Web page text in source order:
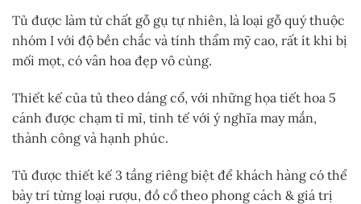
Tủ được làm từ chất gỗ gụ tự nhiên, là loại gỗ quý thuộc
nhóm I với độ bền chắc và tính thẩm mỹ cao, rất ít khi bị
mối mọt, có vân hoa đẹp vô cùng.
Thiết kế của tủ theo dáng cổ, với những họa tiết hoa 5
cánh được chạm tỉ mỉ, tinh tế với ý nghĩa may mắn,
thành công và hạnh phúc.
Tủ được thiết kế 3 tầng riêng biệt để khách hàng có thể
bày trí từng loại rượu, đồ cổ theo phong cách & giá trị